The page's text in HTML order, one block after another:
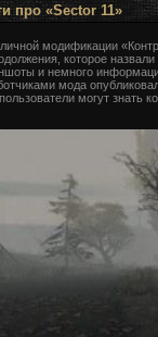
про «Sector 11»
модификации
которое
и немного
мода
могут знать